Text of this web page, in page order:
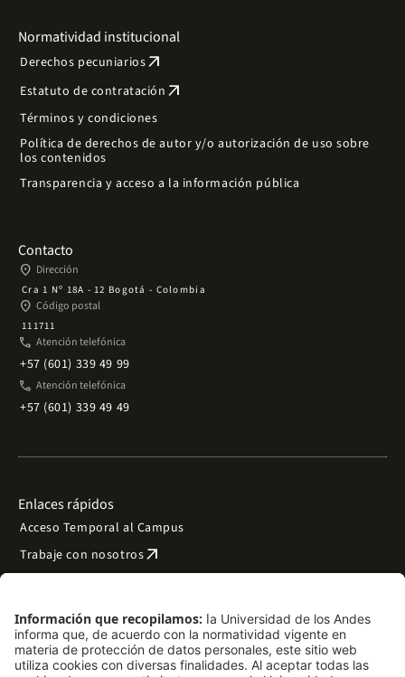
Normatividad institucional
Derechos pecuniariosarrow_outward
Estatuto de contratación arrow_outward
Términos y condiciones
Política de derechos de autor y/o autorización de uso sobre
los contenidos
Transparencia y acceso a la información pública
Contacto
place Dirección
Cra 1 Nº 18A - 12 Bogotá - Colombia
place Código postal
111711
phone Atención telefónica
+57 (601) 339 49 99
phone Atención telefónica
+57 (601) 339 49 49
Enlaces rápidos
Acceso Temporal al Campus
Trabaje con nosotrosarrow_outward
Preguntas frecuentes
Filantropía y donacionesarrow_outward
Mapa del sitio arrow_outward